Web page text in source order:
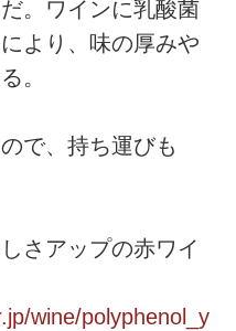
。ワインに乳酸菌
より、味の厚みや
。
で、持ち運びも
さアップの赤ワイ
wine/polyphenol_y